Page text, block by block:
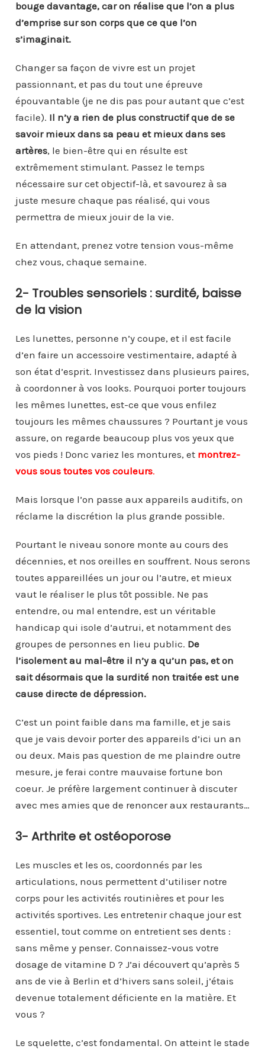
bouge davantage, car on réalise que l’on a plus
d’emprise sur son corps que ce que l’on
s’imaginait.
Changer sa façon de vivre est un projet
passionnant, et pas du tout une épreuve
épouvantable (je ne dis pas pour autant que c’est
facile). Il n’y a rien de plus constructif que de se
savoir mieux dans sa peau et mieux dans ses
artères, le bien-être qui en résulte est
extrêmement stimulant. Passez le temps
nécessaire sur cet objectif-là, et savourez à sa
juste mesure chaque pas réalisé, qui vous
permettra de mieux jouir de la vie.
En attendant, prenez votre tension vous-même
chez vous, chaque semaine.
2- Troubles sensoriels : surdité, baisse
de la vision
Les lunettes, personne n’y coupe, et il est facile
d’en faire un accessoire vestimentaire, adapté à
son état d’esprit. Investissez dans plusieurs paires,
à coordonner à vos looks. Pourquoi porter toujours
les mêmes lunettes, est-ce que vous enfilez
toujours les mêmes chaussures ? Pourtant je vous
assure, on regarde beaucoup plus vos yeux que
vos pieds ! Donc variez les montures, et montrez-
vous sous toutes vos couleurs.
Mais lorsque l’on passe aux appareils auditifs, on
réclame la discrétion la plus grande possible.
Pourtant le niveau sonore monte au cours des
décennies, et nos oreilles en souffrent. Nous serons
toutes appareillées un jour ou l’autre, et mieux
vaut le réaliser le plus tôt possible. Ne pas
entendre, ou mal entendre, est un véritable
handicap qui isole d’autrui, et notamment des
groupes de personnes en lieu public. De
l’isolement au mal-être il n’y a qu’un pas, et on
sait désormais que la surdité non traitée est une
cause directe de dépression.
C’est un point faible dans ma famille, et je sais
que je vais devoir porter des appareils d’ici un an
ou deux. Mais pas question de me plaindre outre
mesure, je ferai contre mauvaise fortune bon
coeur. Je préfère largement continuer à discuter
avec mes amies que de renoncer aux restaurants…
3- Arthrite et ostéoporose
Les muscles et les os, coordonnés par les
articulations, nous permettent d’utiliser notre
corps pour les activités routinières et pour les
activités sportives. Les entretenir chaque jour est
essentiel, tout comme on entretient ses dents :
sans même y penser. Connaissez-vous votre
dosage de vitamine D ? J’ai découvert qu’après 5
ans de vie à Berlin et d’hivers sans soleil, j’étais
devenue totalement déficiente en la matière. Et
vous ?
Le squelette, c’est fondamental. On atteint le stade